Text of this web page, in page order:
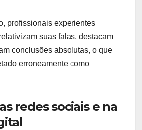
profissionais experientes
suas falas, destacam
conclusões absolutas, o que
erroneamente como
redes sociais e na